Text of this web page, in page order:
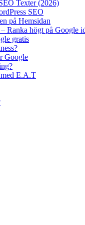
Texter (2026)
SEO
på Hemsidan
Ranka högt på Google
gratis
Google
E.A.T